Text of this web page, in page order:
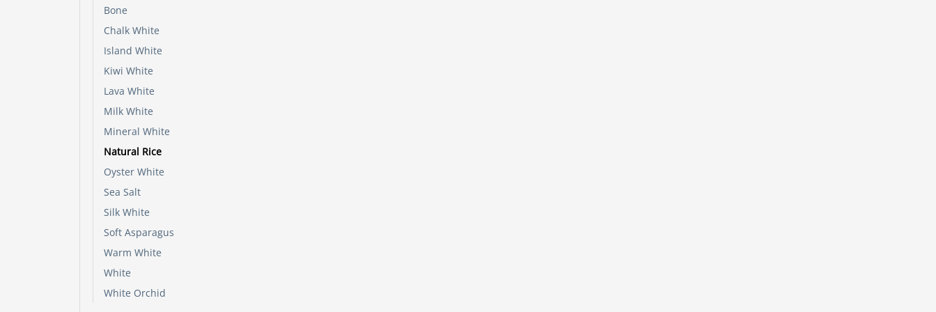
Bone
Chalk White
Island White
Kiwi White
Lava White
Milk White
Mineral White
Natural Rice
Oyster White
Sea Salt
Silk White
Soft Asparagus
Warm White
White
White Orchid